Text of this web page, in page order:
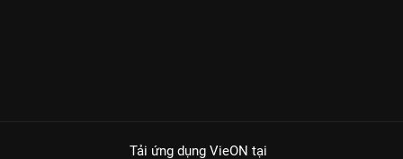
Tải ứng dụng VieON tại